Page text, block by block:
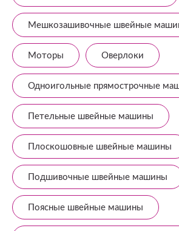
Мешкозашивочные швейные
Моторы Оверлоки
Одноигольные прямострочные
Петельные швейные машины
Плоскошовные швейные машины
Подшивочные швейные машины
Поясные швейные машины